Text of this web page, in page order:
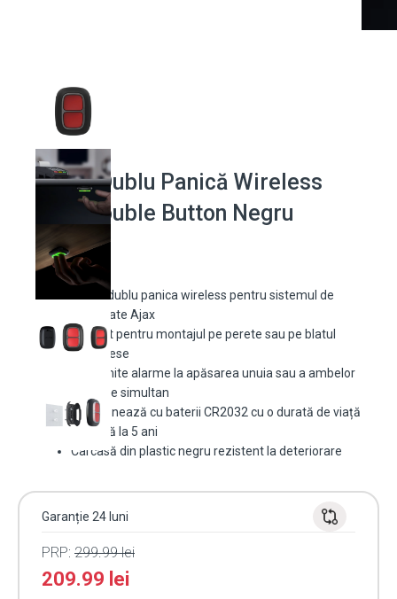
Buton Dublu Panică Wireless
Ajax Double Button Negru
Buton dublu panica wireless pentru sistemul de
securitate Ajax
Perfect pentru montajul pe perete sau pe blatul
unei mese
Transmite alarme la apăsarea unuia sau a ambelor
butoane simultan
Funcționează cu baterii CR2032 cu o durată de viață
de până la 5 ani
Carcasă din plastic negru rezistent la deteriorare
Garanție 24 luni
PRP: 299.99lei
209.99 lei